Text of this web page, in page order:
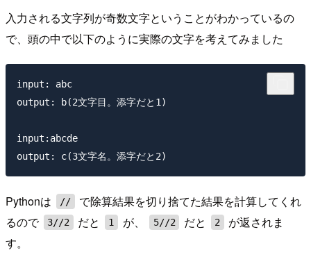
入力される文字列が奇数文字ということがわかっているの
で、頭の中で以下のように実際の文字を考えてみました
input: abc
output: b(2文字目。添字だと1)
input:abcde
Pythonは //
で除算結果を切り捨てた結果を計算してくれ
るので
3//2 だと 1 が、 5//2 だと 2
が返されま
す。